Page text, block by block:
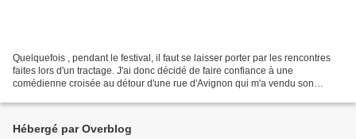
Quelquefois , pendant le festival, il faut se laisser porter par les rencontres
faites lors d'un tractage. J'ai donc décidé de faire confiance à une
comédienne croisée au détour d'une rue d'Avignon qui m'a vendu son
Hébergé par Overblog